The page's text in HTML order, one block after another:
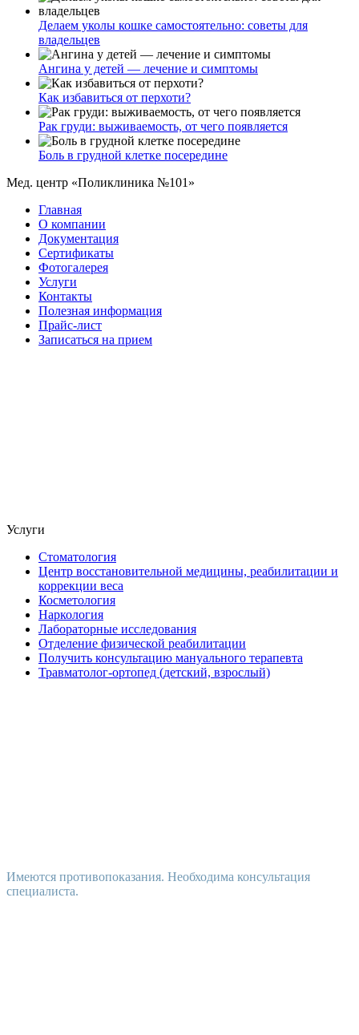
Делаем уколы кошке самостоятельно: советы для
владельцев
Ангина у детей — лечение и симптомы
Как избавиться от перхоти?
Рак груди: выживаемость, от чего появляется
Боль в грудной клетке посередине
Мед. центр «Поликлиника №101»
Главная
О компании
Документация
Сертификаты
Фотогалерея
Услуги
Контакты
Полезная информация
Прайс-лист
Записаться на прием
Услуги
Стоматология
Центр восстановительной медицины, реабилитации и
коррекции веса
Косметология
Наркология
Лабораторные исследования
Отделение физической реабилитации
Получить консультацию мануального терапевта
Травматолог-ортопед (детский, взрослый)
Имеются противопоказания. Необходима консультация
специалиста.